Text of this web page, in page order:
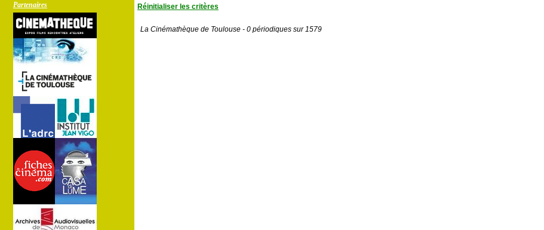
Partenaires
Réinitialiser les critères
La Cinémathèque de Toulouse - 0 périodiques sur 1579